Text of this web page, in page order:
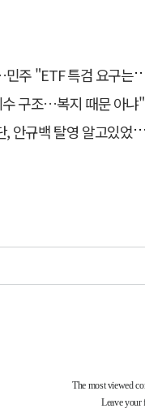
특검 요구는 마타도어"
구조…복지 때문 아냐"
규백 탈영 알고있었다"